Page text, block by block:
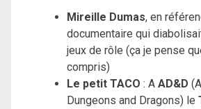
Mireille Dumas, en
documentaire qui
jeux de rôle (ça je pense
compris)
Le petit TACO : A AD&D
Dungeons and Dragons) le